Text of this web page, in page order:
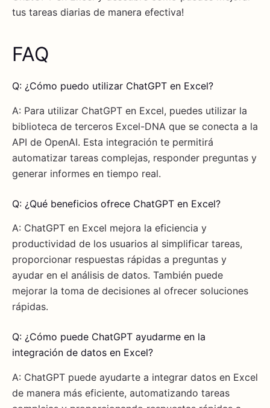
tus tareas diarias de manera efectiva!
FAQ
Q: ¿Cómo puedo utilizar ChatGPT en Excel?
A: Para utilizar ChatGPT en Excel, puedes utilizar la
biblioteca de terceros Excel-DNA que se conecta a la
API de OpenAI. Esta integración te permitirá
automatizar tareas complejas, responder preguntas y
generar informes en tiempo real.
Q: ¿Qué beneficios ofrece ChatGPT en Excel?
A: ChatGPT en Excel mejora la eficiencia y
productividad de los usuarios al simplificar tareas,
proporcionar respuestas rápidas a preguntas y
ayudar en el análisis de datos. También puede
mejorar la toma de decisiones al ofrecer soluciones
rápidas.
Q: ¿Cómo puede ChatGPT ayudarme en la
integración de datos en Excel?
A: ChatGPT puede ayudarte a integrar datos en Excel
de manera más eficiente, automatizando tareas